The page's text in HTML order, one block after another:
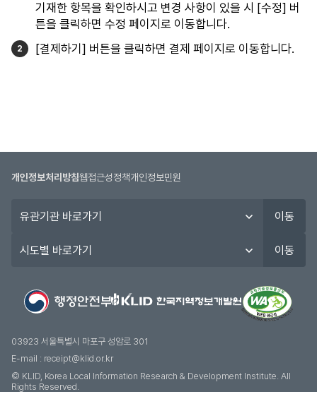
기재한 항목을 확인하시고 변경 사항이 있을 시 [수정] 버
튼을 클릭하면 수정 페이지로 이동합니다.
[결제하기] 버튼을 클릭하면 결제 페이지로 이동합니다.
개인정보처리방침웹접근성정책개인정보민원
관
이동
도
기
이동
03923 서울특별시 마포구 성암로 301
E-mail : receipt@klid.or.kr
© KLID, Korea Local Information Research & Development Institute. AII
Rights Reserved.